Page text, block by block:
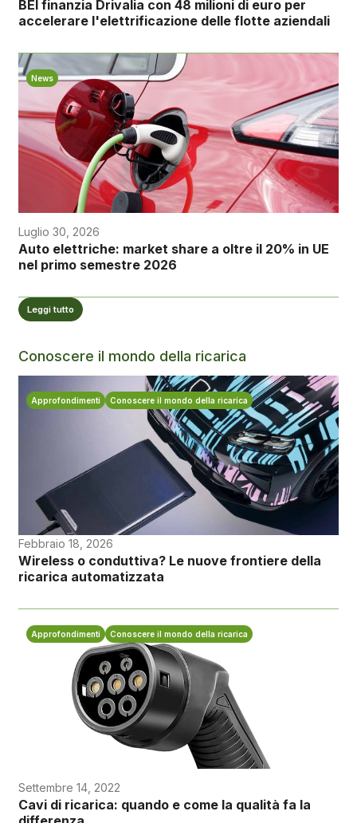
BEI finanzia Drivalia con 48 milioni di euro per
accelerare l'elettrificazione delle flotte aziendali
News
Luglio 30, 2026
Auto elettriche: market share a oltre il 20% in UE
nel primo semestre 2026
Leggi tutto
Conoscere il mondo della ricarica
Approfondimenti Conoscere il mondo della ricarica
Febbraio 18, 2026
Wireless o conduttiva? Le nuove frontiere della
ricarica automatizzata
Approfondimenti Conoscere il mondo della ricarica
Settembre 14, 2022
Cavi di ricarica: quando e come la qualità fa la